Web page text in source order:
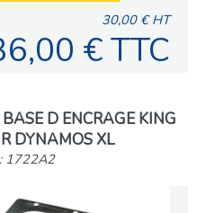
30,00 € HT
€ TTC
D ENCRAGE KING
DYNAMOS XL
1722A2